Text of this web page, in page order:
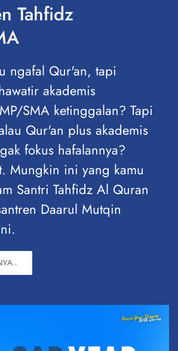
Tahfidz
ngafal Qur'an, tapi
akademis
SMA ketinggalan? Tapi
Qur'an plus akademis
fokus hafalannya?
Mungkin ini yang kamu
Santri Tahfidz Al Quran
Daarul Mutqin